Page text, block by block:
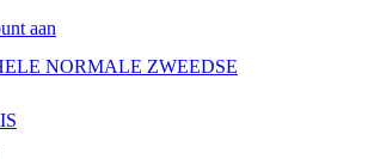
aan
NORMALE ZWEEDSE